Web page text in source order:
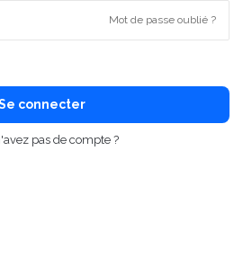
Mot de passe oublié ?
connecter
pas de compte ?